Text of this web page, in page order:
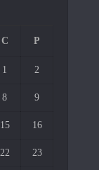
C P
1 2
8 9
15 16
22 23